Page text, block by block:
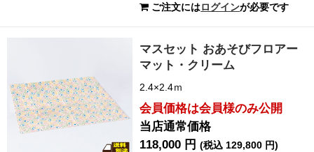
ご注文にはログインが必要です
マスセット おあそびフロアー
マット・クリーム
2.4×2.4ｍ
会員価格は会員様のみ公開
当店通常価格
118,000 円(税込 129,800 円)